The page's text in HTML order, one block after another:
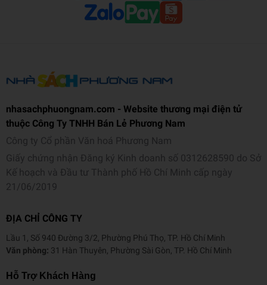
nhasachphuongnam.com - Website thương mại điện tử
thuộc Công Ty TNHH Bán Lẻ Phương Nam
Công ty Cổ phần Văn hoá Phương Nam
Giấy chứng nhận Đăng ký Kinh doanh số 0312628590 do Sở
Kế hoạch và Đầu tư Thành phố Hồ Chí Minh cấp ngày
21/06/2019
ĐỊA CHỈ CÔNG TY
Lầu 1, Số 940 Đường 3/2, Phường Phú Thọ, TP. Hồ Chí Minh
Văn phòng: 31 Hàn Thuyên, Phường Sài Gòn, TP. Hồ Chí Minh
Hỗ Trợ Khách Hàng